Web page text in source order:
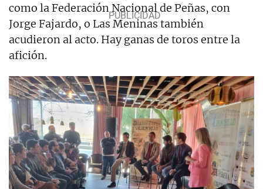
como la Federación Nacional de Peñas, con
Jorge Fajardo, o Las Meninas también
acudieron al acto. Hay ganas de toros entre la
afición.